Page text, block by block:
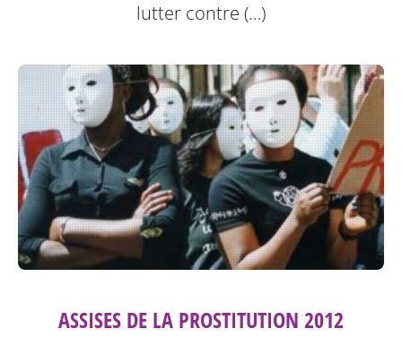
lutter contre (…)
ASSISES DE LA PROSTITUTION 2012